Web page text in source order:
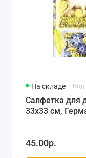
На складе Код
Салфетка для
33х33 см,
45.00р.